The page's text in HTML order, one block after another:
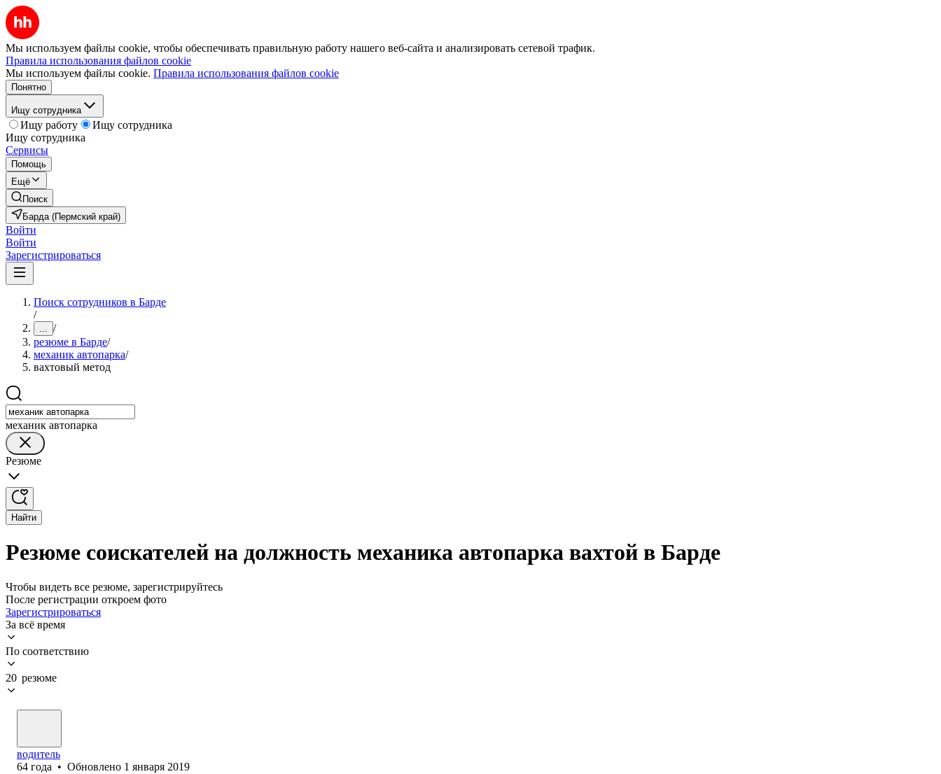
Мы используем файлы cookie, чтобы обеспечивать правильную работу нашего веб-сайта и анализировать сетевой трафик.
Правила использования файлов cookie
Мы используем файлы cookie. Правила использования файлов cookie
Понятно
Ищу сотрудника
Ищу работу
Ищу сотрудника
Ищу сотрудника
Сервисы
Помощь
Ещё
Поиск
Барда (Пермский край)
Войти
Войти
Зарегистрироваться
Поиск сотрудников в Барде
/
... /
резюме в Барде/
механик автопарка/
вахтовый метод
механик автопарка
Резюме
Найти
Резюме соискателей на должность механика автопарка вахтой в Барде
Чтобы видеть все резюме, зарегистрируйтесь
После регистрации откроем фото
Зарегистрироваться
За всё время
По соответствию
20 резюме
водитель
64 года • Обновлено 1 января 2019